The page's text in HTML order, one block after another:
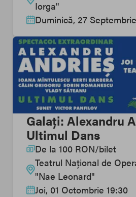
Iorga"
Duminică, 27
Galați: Alexandru
Ultimul Dans
De la 100 RON/bilet
Teatrul Național de
"Nae Leonard"
Joi, 01 Octombrie 19:30